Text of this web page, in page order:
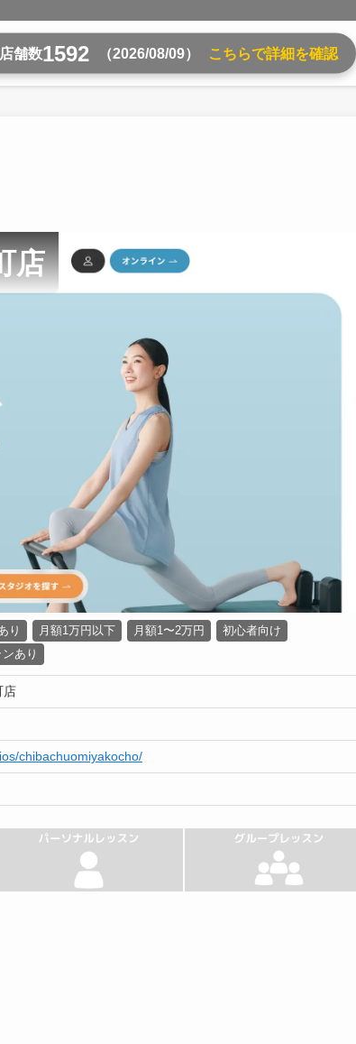
舗数1592 （2026/08/09） こちらで詳細を確認
店
り 月額1万円以下 月額1〜2万円
初心者向け
あり
店
chibachuomiyakocho/